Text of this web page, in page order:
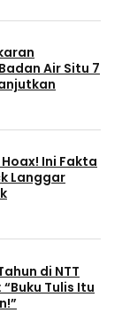
Air Situ 7
Ini Fakta
Langgar
di NTT
Tulis Itu